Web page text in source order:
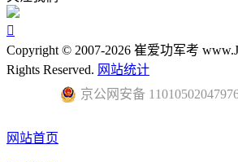

Copyright © 2007-2026 崔爱功军考
Rights Reserved. 网站统计
京公网安备
网站首页